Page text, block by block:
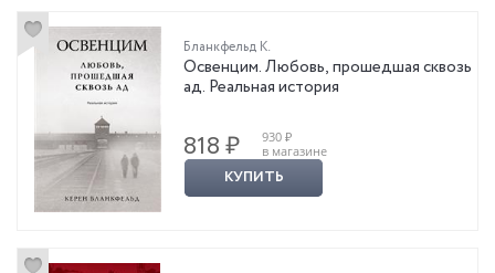
Бланкфельд К.
Освенцим. Любовь, прошедшая сквозь
ад. Реальная история
818 ₽
930 ₽
в магазине
КУПИТЬ